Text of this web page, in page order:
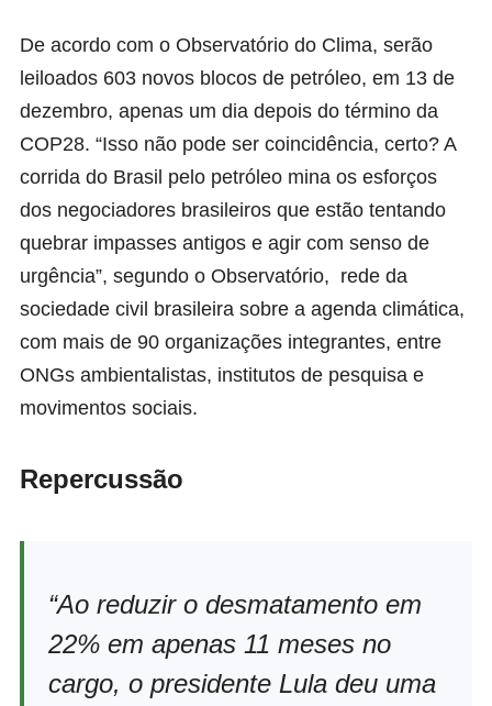
De acordo com o Observatório do Clima, serão
leiloados 603 novos blocos de petróleo, em 13 de
dezembro, apenas um dia depois do término da
COP28. “Isso não pode ser coincidência, certo? A
corrida do Brasil pelo petróleo mina os esforços
dos negociadores brasileiros que estão tentando
quebrar impasses antigos e agir com senso de
urgência”, segundo o Observatório, rede da
sociedade civil brasileira sobre a agenda climática,
com mais de 90 organizações integrantes, entre
ONGs ambientalistas, institutos de pesquisa e
movimentos sociais.
Repercussão
“Ao reduzir o desmatamento em
22% em apenas 11 meses no
cargo, o presidente Lula deu uma